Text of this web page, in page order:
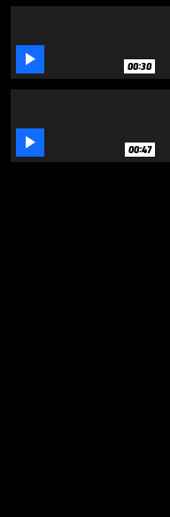
 00:30
 00:47